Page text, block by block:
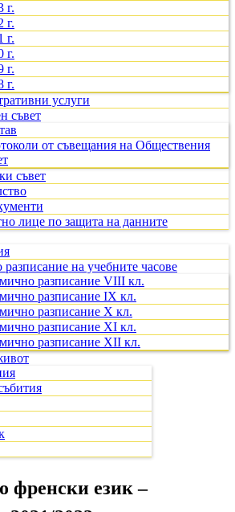
г.
г.
г.
г.
г.
г.
услуги
съвет
от съвещания на Обществения
съвет
лице по защита на данните
на учебните часове
разписание VIII кл.
разписание IX кл.
разписание X кл.
разписание XI кл.
разписание XII кл.
френски език –